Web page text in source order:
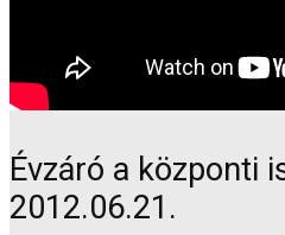
Évzáró a központi
2012.06.21.